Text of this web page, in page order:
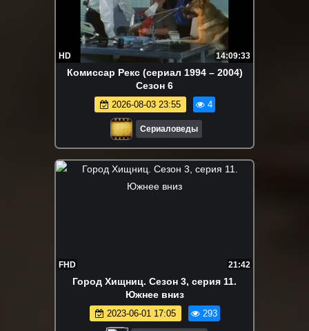
HD 14:09:33
Комиссар Рекс (сериал 1994 – 2004)
Сезон 6
2026-08-03 23:55 4
Сериаловеды
FHD 21:42
Город Хищниц. Сезон 3, серия 11.
Южнее вниз
2023-06-01 17:05 293